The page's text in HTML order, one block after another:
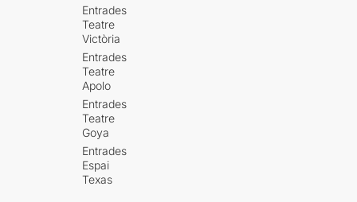
Entrades
Teatre
Victòria
Entrades
Teatre
Apolo
Entrades
Teatre
Goya
Entrades
Espai
Texas